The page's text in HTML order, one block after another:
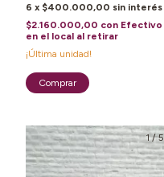
6 x $400.000,00 sin interés
$2.160.000,00 con Efectivo
en el local al retirar
¡Última unidad!
1/5